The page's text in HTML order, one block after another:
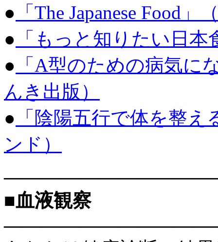
● 「The Japanese Food
● 「もっと知りたい日
● 「A型のための病気に
んき出版）
● 「陰陽五行で体を整
ンド）
■血液観察